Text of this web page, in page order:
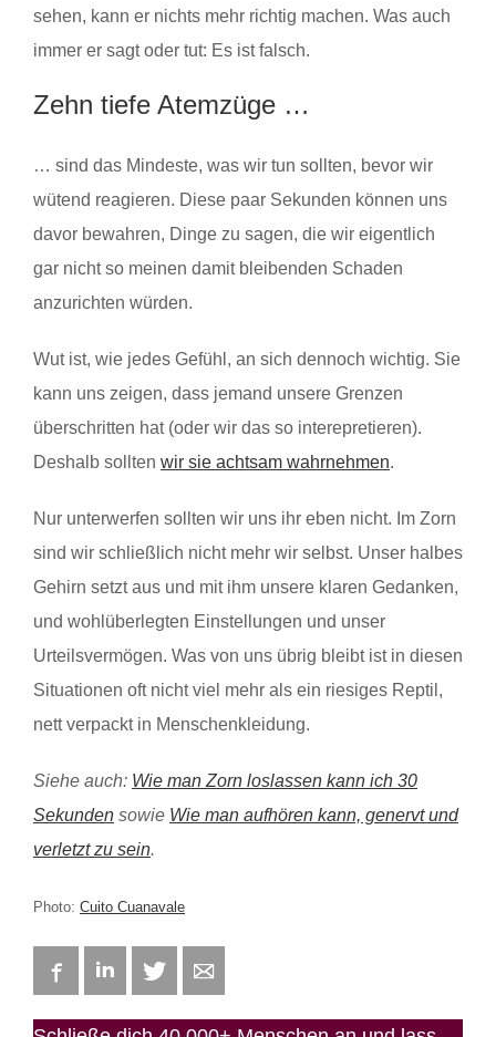
sehen, kann er nichts mehr richtig machen. Was auch
immer er sagt oder tut: Es ist falsch.
Zehn tiefe Atemzüge …
… sind das Mindeste, was wir tun sollten, bevor wir
wütend reagieren. Diese paar Sekunden können uns
davor bewahren, Dinge zu sagen, die wir eigentlich
gar nicht so meinen damit bleibenden Schaden
anzurichten würden.
Wut ist, wie jedes Gefühl, an sich dennoch wichtig. Sie
kann uns zeigen, dass jemand unsere Grenzen
überschritten hat (oder wir das so interepretieren).
Deshalb sollten wir sie achtsam wahrnehmen.
Nur unterwerfen sollten wir uns ihr eben nicht. Im Zorn
sind wir schließlich nicht mehr wir selbst. Unser halbes
Gehirn setzt aus und mit ihm unsere klaren Gedanken,
und wohlüberlegten Einstellungen und unser
Urteilsvermögen. Was von uns übrig bleibt ist in diesen
Situationen oft nicht viel mehr als ein riesiges Reptil,
nett verpackt in Menschenkleidung.
Siehe auch: Wie man Zorn loslassen kann ich 30
Sekunden sowie Wie man aufhören kann, genervt und
verletzt zu sein.
Photo: Cuito Cuanavale
FacebookLinkedIn Twitter